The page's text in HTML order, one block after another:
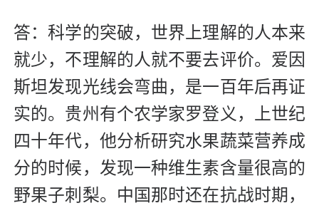
答：科学的突破，世界上理解的人本来
就少，不理解的人就不要去评价。爱因
斯坦发现光线会弯曲，是一百年后再证
实的。贵州有个农学家罗登义，上世纪
四十年代，他分析研究水果蔬菜营养成
分的时候，发现一种维生素含量很高的
野果子刺梨。中国那时还在抗战时期，